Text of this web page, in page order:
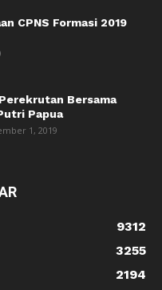
CPNS Formasi 2019
Bersama
Papua
1, 2019
9312
3255
2194